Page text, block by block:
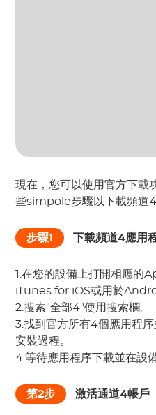
現在，您可以使用官方下載
些simpole步驟以下載頻道4
步驟1 下載頻道4應用
1.在您的設備上打開相應的
iTunes for iOS或用於
2.搜索"全部4"使用搜索欄。
3.找到官方所有4個應用程
安裝過程。
4.等待應用程序下載並在設
第2步 激活通道4帳戶